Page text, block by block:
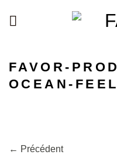
FAVOR-
OCEAN-
← Précédent